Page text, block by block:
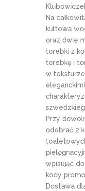
Na
kultowa
oraz dwie
torebki z
torebkę i
w teksturze
Przy
odebrać 2
wpisując
kody
Dostawa